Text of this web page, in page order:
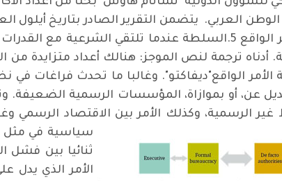
8. توطئة. أدناه ترجمة لنص الموجز: هنالك أعداد
الأمر الواقع"ديفاكتو". وغالبا ما تحدث
عن، أو بموازاة، المؤسسات الرسمية
غير الرسمية، وكذلك الأمر بين الاقتصاد الرسمي
سياسية في مثل
ثنائيا بين فشل
الأمر الذي يدل